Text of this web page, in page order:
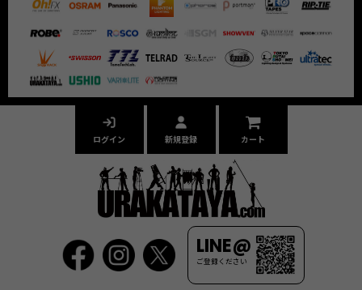
LINE@
ご登録ください
ログイン 新規登録 カート